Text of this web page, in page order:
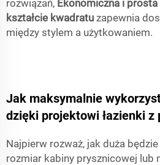
rozwiązań, Ekonomiczna i
kształcie kwadratu zapewnia
między stylem a użytkowaniem.
Jak maksymalnie
dzięki projektowi łazienki z
Najpierw rozważ, jak duża
rozmiar kabiny prysznicowej lub